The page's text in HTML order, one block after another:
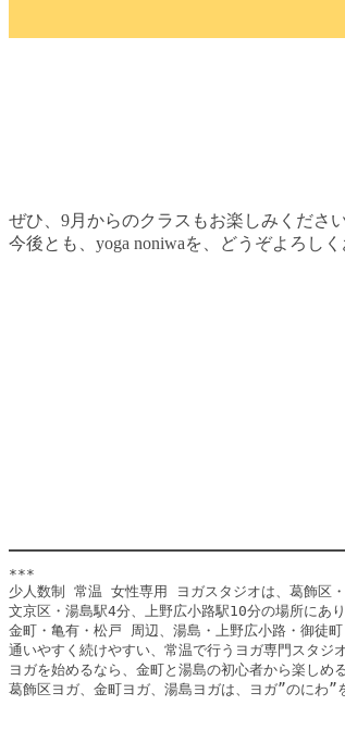
ぜひ、9月からのクラスもお楽しみくださ
今後とも、yoga noniwaを、どうぞよろし
***
少人数制 常温 女性専用 ヨガスタジオは、葛飾区・
文京区・湯島駅4分、上野広小路駅10分の場所にあり
金町・亀有・松戸 周辺、湯島・上野広小路・御徒町
通いやすく続けやすい、常温で行うヨガ専門スタジオ
ヨガを始めるなら、金町と湯島の初心者から楽しめ
葛飾区ヨガ、金町ヨガ、湯島ヨガは、ヨガ”のにわ”